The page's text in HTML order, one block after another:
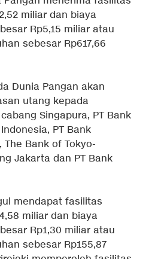
miliar dan biaya
Rp5,15 miliar atau
sebesar Rp617,66
Dunia Pangan akan
utang kepada
Singapura, PT Bank
PT Bank
The Bank of Tokyo-
Jakarta dan PT Bank
mendapat fasilitas
miliar dan biaya
Rp1,30 miliar atau
sebesar Rp155,87